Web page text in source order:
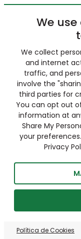
We
We collect
and internet
traffic, and
involve the
third parties for
You can opt out
information at
Share My
your
Privacy
Política de Cookies